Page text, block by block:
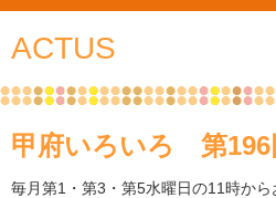
ACTUS
甲府いろいろ 第196
毎月第1・第3・第5水曜日の11時か